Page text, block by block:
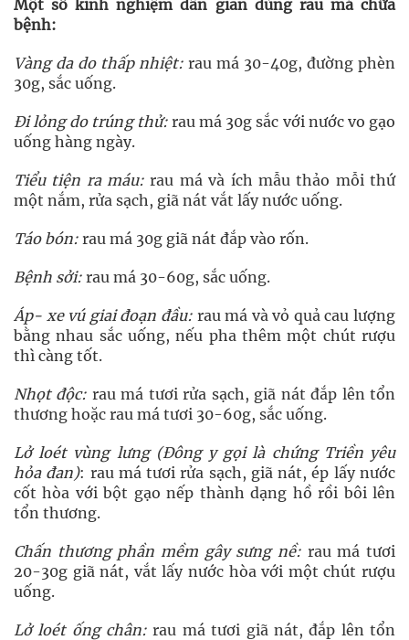
Một số kinh nghiệm dân gian dùng rau má chữa
bệnh:
Vàng da do thấp nhiệt: rau má 30-40g, đường phèn
30g, sắc uống.
Đi lỏng do trúng thử:rau má 30g sắc với nước vo gạo
uống hàng ngày.
Tiểu tiện ra máu:rau má và ích mẫu thảo mỗi thứ
một nắm, rửa sạch, giã nát vắt lấy nước uống.
Táo bón: rau má 30g giã nát đắp vào rốn.
Bệnh sởi: rau má 30-60g, sắc uống.
Áp- xe vú giai đoạn đầu:rau má và vỏ quả cau lượng
bằng nhau sắc uống, nếu pha thêm một chút rượu
thì càng tốt.
Nhọt độc: rau má tươi rửa sạch, giã nát đắp lên tổn
thương hoặc rau má tươi 30-60g, sắc uống.
Lở loét vùng lưng (Đông y gọi là chứng Triền yêu
hỏa đan): rau má tươi rửa sạch, giã nát, ép lấy nước
cốt hòa với bột gạo nếp thành dạng hồ rồi bôi lên
tổn thương.
Chấn thương phần mềm gây sưng nề: rau má tươi
20-30g giã nát, vắt lấy nước hòa với một chút rượu
uống.
Lở loét ống chân: rau má tươi giã nát, đắp lên tổn